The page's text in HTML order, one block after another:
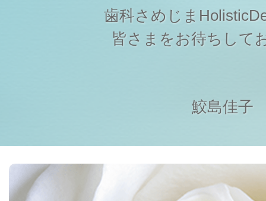
歯科さめじま
皆さまをお待ちして
鮫島佳子